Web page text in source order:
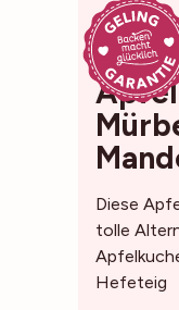
1h
Diese
tolle
Hefeteig